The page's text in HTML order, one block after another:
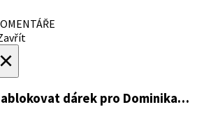
dárek pro Dominika…